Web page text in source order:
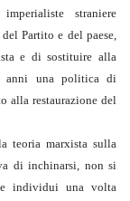
straniere
Partito e del paese,
e di sostituire alla
anni una politica di
alla restaurazione del
teoria marxista sulla
di inchinarsi, non si
individui una volta